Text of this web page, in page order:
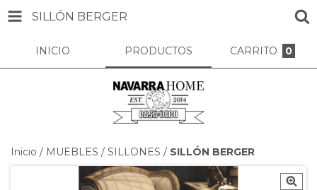
SILLÓN BERGER
INICIO PRODUCTOS CARRITO 0
Inicio / MUEBLES / SILLONES / SILLÓN BERGER